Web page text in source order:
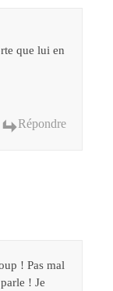
que lui en
Répondre
! Pas mal
! Je